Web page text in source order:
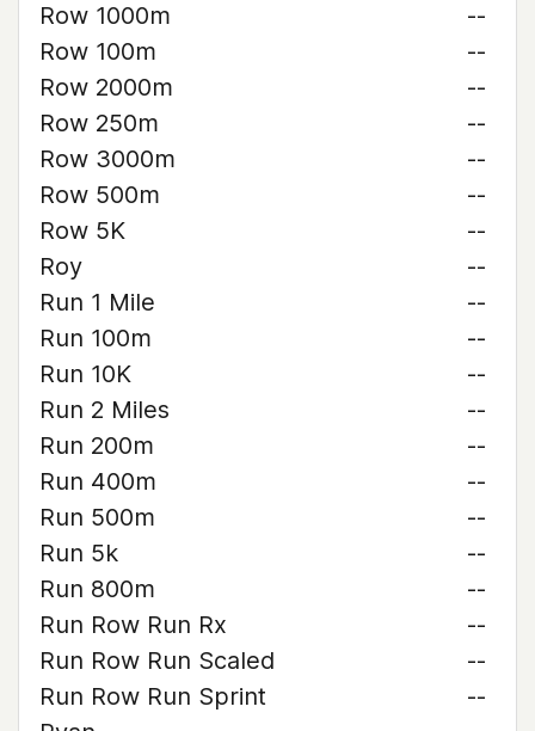
Row 1000m
--
Row 100m
--
Row 2000m
--
Row 250m
--
Row 3000m
--
Row 500m
--
Row 5K
--
Roy
--
Run 1 Mile
--
Run 100m
--
Run 10K
--
Run 2 Miles
--
Run 200m
--
Run 400m
--
Run 500m
--
Run 5k
--
Run 800m
--
Run Row Run Rx
--
Run Row Run Scaled
--
Run Row Run Sprint
--